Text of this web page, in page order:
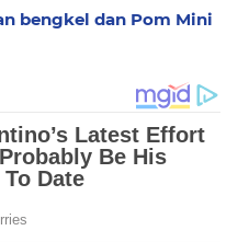
bengkel dan Pom Mini